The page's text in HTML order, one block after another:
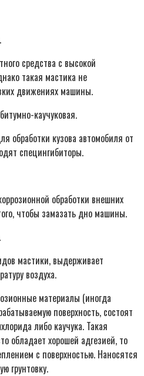
средства с высокой
такая мастика не
движениях машины.
каучуковая.
обработки кузова автомобиля от
спецингибиторы.
обработки внешних
чтобы замазать дно машины.
мастики, выдерживает
воздуха.
материалы (иногда
поверхность, состоят
либо каучука. Такая
обладает хорошей адгезией, то
с поверхностью. Наносятся
грунтовку.